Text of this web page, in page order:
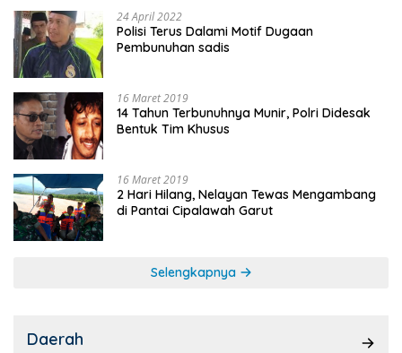
24 April 2022
Polisi Terus Dalami Motif Dugaan
Pembunuhan sadis
16 Maret 2019
14 Tahun Terbunuhnya Munir, Polri Didesak
Bentuk Tim Khusus
16 Maret 2019
2 Hari Hilang, Nelayan Tewas Mengambang
di Pantai Cipalawah Garut
Selengkapnya
Daerah